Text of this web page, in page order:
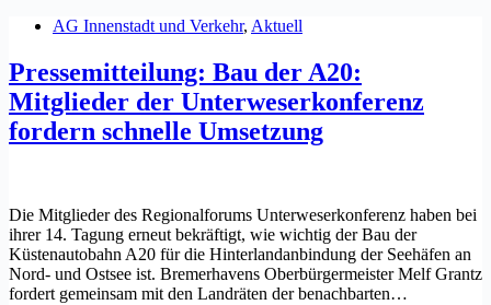
AG Innenstadt und Verkehr, Aktuell
Pressemitteilung: Bau der A20:
Mitglieder der Unterweserkonferenz
fordern schnelle Umsetzung
Die Mitglieder des Regionalforums Unterweserkonferenz haben bei
ihrer 14. Tagung erneut bekräftigt, wie wichtig der Bau der
Küstenautobahn A20 für die Hinterlandanbindung der Seehäfen an
Nord- und Ostsee ist. Bremerhavens Oberbürgermeister Melf Grantz
fordert gemeinsam mit den Landräten der benachbarten…